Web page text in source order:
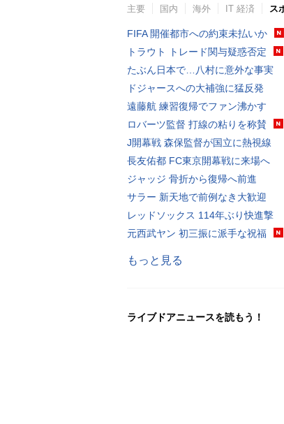
主要 国内 海外 IT 経済 ス
FIFA 開催都市への約束未払いか
トラウト トレード関与疑惑否定
たぶん日本で…八村に意外な事実
ドジャースへの大補強に猛反発
遠藤航 練習復帰でファン沸かす
ロバーツ監督 打線の粘りを称賛
J開幕戦 森保監督が国立に熱視線
長友佑都 FC東京開幕戦に来場へ
ジャッジ 骨折から復帰へ前進
サラー 新天地で前例なき大歓迎
レッドソックス 114年ぶり快進撃
元西武ヤン 初三振に派手な祝福
もっと見る
ライブドアニュースを読もう！